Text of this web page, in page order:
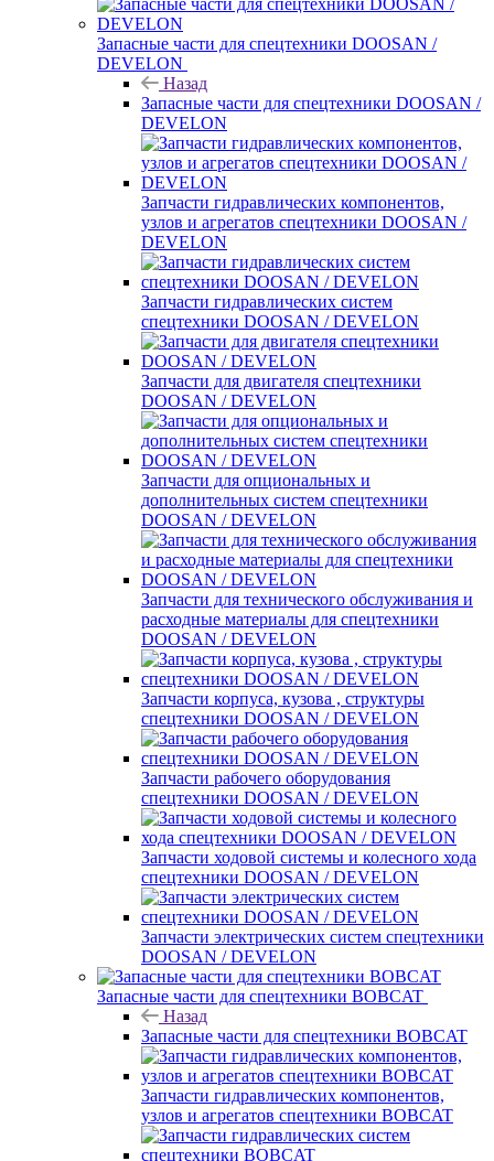
Запасные части для спецтехники DOOSAN /
DEVELON
Назад
Запасные части для спецтехники DOOSAN /
DEVELON
Запчасти гидравлических компонентов,
узлов и агрегатов спецтехники DOOSAN /
DEVELON
Запчасти гидравлических систем
спецтехники DOOSAN / DEVELON
Запчасти для двигателя спецтехники
DOOSAN / DEVELON
Запчасти для опциональных и
дополнительных систем спецтехники
DOOSAN / DEVELON
Запчасти для технического обслуживания и
расходные материалы для спецтехники
DOOSAN / DEVELON
Запчасти корпуса, кузова , структуры
спецтехники DOOSAN / DEVELON
Запчасти рабочего оборудования
спецтехники DOOSAN / DEVELON
Запчасти ходовой системы и колесного хода
спецтехники DOOSAN / DEVELON
Запчасти электрических систем спецтехники
DOOSAN / DEVELON
Запасные части для спецтехники BOBCAT
Назад
Запасные части для спецтехники BOBCAT
Запчасти гидравлических компонентов,
узлов и агрегатов спецтехники BOBCAT